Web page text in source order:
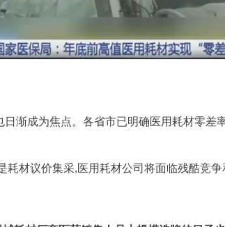
渐成为焦点。各省市已明确医用耗材零差
材议价集采,医用耗材公司将面临残酷竞